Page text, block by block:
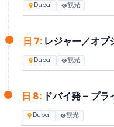
Dubai 観光
日 7: レジャー／オプ
Dubai 観光
日 8: ドバイ発 – プ
Dubai 観光